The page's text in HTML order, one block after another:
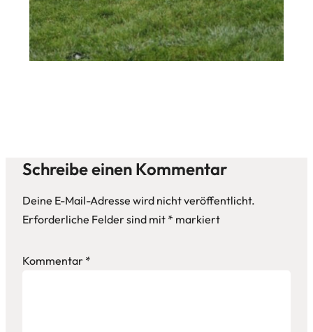
Schreibe einen Kommentar
Deine E-Mail-Adresse wird nicht veröffentlicht.
Erforderliche Felder sind mit * markiert
Kommentar *